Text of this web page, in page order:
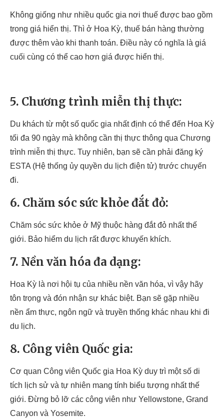
Không giống như nhiều quốc gia nơi thuế được bao gồm
trong giá hiển thị. Thì ở Hoa Kỳ, thuế bán hàng thường
được thêm vào khi thanh toán. Điều này có nghĩa là giá
cuối cùng có thể cao hơn giá được hiển thị.
5. Chương trình miễn thị thực:
Du khách từ một số quốc gia nhất định có thể đến Hoa Kỳ
tối đa 90 ngày mà không cần thị thực thông qua Chương
trình miễn thị thực. Tuy nhiên, bạn sẽ cần phải đăng ký
ESTA (Hệ thống ủy quyền du lịch điện tử) trước chuyến
đi.
6. Chăm sóc sức khỏe đắt đỏ:
Chăm sóc sức khỏe ở Mỹ thuộc hàng đắt đỏ nhất thế
giới. Bảo hiểm du lịch rất được khuyến khích.
7. Nền văn hóa đa dạng:
Hoa Kỳ là nơi hội tụ của nhiều nền văn hóa, vì vậy hãy
tôn trọng và đón nhận sự khác biệt. Bạn sẽ gặp nhiều
nền ẩm thực, ngôn ngữ và truyền thống khác nhau khi đi
du lịch.
8. Công viên Quốc gia:
Cơ quan Công viên Quốc gia Hoa Kỳ duy trì một số di
tích lịch sử và tự nhiên mang tính biểu tượng nhất thế
giới. Đừng bỏ lỡ các công viên như Yellowstone, Grand
Canyon và Yosemite.